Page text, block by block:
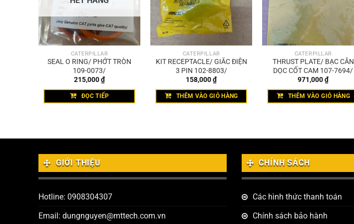
CATERPILLAR
SEAL O RING/ PHỚT TRÒN
109-0073/
215,000₫
ĐỌC TIẾP
CATERPILLAR
KIT RECEPTACLE/ GIẮC ĐIỆN
3 PIN 102-8803/
158,000₫
THÊM VÀO GIỎ HÀNG
CATERPILLAR
THRUST PLATE/ BẠC CĂN
DỌC CỐT CAM 107-7694/
971,000₫
THÊM VÀO GIỎ HÀNG
GIỚI THIỆU
Hotline: 0908304307
Email: dungnguyen@mttech.com.vn
CHÍNH SÁCH
Các hình thức thanh toán
Chính sách bảo hành